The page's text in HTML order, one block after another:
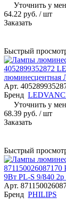
Уточнить у
64.22 руб. / шт
Заказать
Быстрый
4052899352872
люминесцентная
Арт.
Бренд
Уточнить у
68.39 руб. / шт
Заказать
Быстрый
9Вт PL-S 9/840 2p
Арт.
Бренд PHILIPS